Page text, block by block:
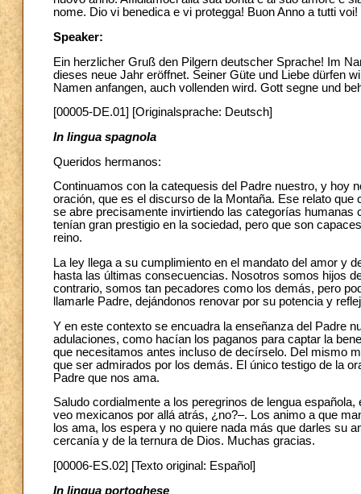
nome. Dio vi benedica e vi protegga! Buon Anno a tutti voi!
Speaker:
Ein herzlicher Gruß den Pilgern deutscher Sprache! Im
dieses neue Jahr eröffnet. Seiner Güte und Liebe dürfen
Namen anfangen, auch vollenden wird. Gott segne und
[00005-DE.01] [Originalsprache: Deutsch]
In lingua spagnola
Queridos hermanos:
Continuamos con la catequesis del Padre nuestro, y hoy
oración, que es el discurso de la Montaña. Ese relato
se abre precisamente invirtiendo las categorías
tenían gran prestigio en la sociedad, pero que son
reino.
La ley llega a su cumplimiento en el mandato del amor y
hasta las últimas consecuencias. Nosotros somos hijos
contrario, somos tan pecadores como los demás, pero
llamarle Padre, dejándonos renovar por su potencia y
Y en este contexto se encuadra la enseñanza del Padre
adulaciones, como hacían los paganos para captar la
que necesitamos antes incluso de decírselo. Del mismo
que ser admirados por los demás. El único testigo de la
Padre que nos ama.
Saludo cordialmente a los peregrinos de lengua
veo mexicanos por allá atrás, ¿no?–. Los animo a que
los ama, los espera y no quiere nada más que darles su
cercanía y de la ternura de Dios. Muchas gracias.
[00006-ES.02] [Texto original: Español]
In lingua portoghese